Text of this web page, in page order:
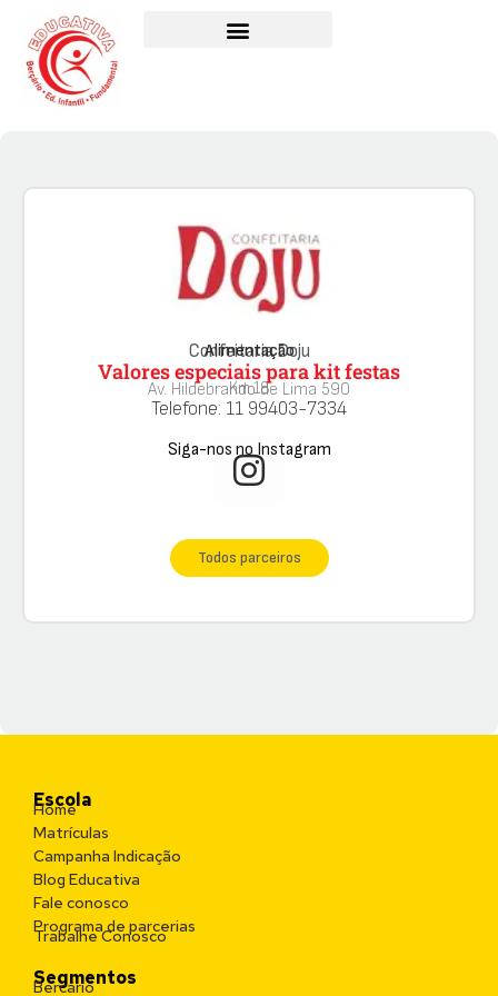
Confeitaria Doju
Alimentação
Valores especiais para kit festas
Av. Hildebrando de Lima 590
Km 18
Telefone: 11 99403-7334
Siga-nos no Instagram
Todos parceiros
Escola
Home
Matrículas
Campanha Indicação
Blog Educativa
Fale conosco
Programa de parcerias
Trabalhe Conosco
Segmentos
Bercário